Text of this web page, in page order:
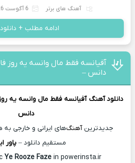
آهنگ های برتر 6 آگوست 2026
ادامه مطلب +
آفیانسه فقط مال وانسه یه روز
دانس –
دانلود آهنگ آفیانسه فقط مال وانسه یه
دانس
جدیدترینآهنگ‌های ایرانی و خارجی
مستقیم دانلود – پاور
Ye Rooze Fazein powerinsta.ir